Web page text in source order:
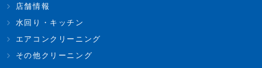
店舗情報
水回り・キッチン
エアコンクリーニング
その他クリーニング